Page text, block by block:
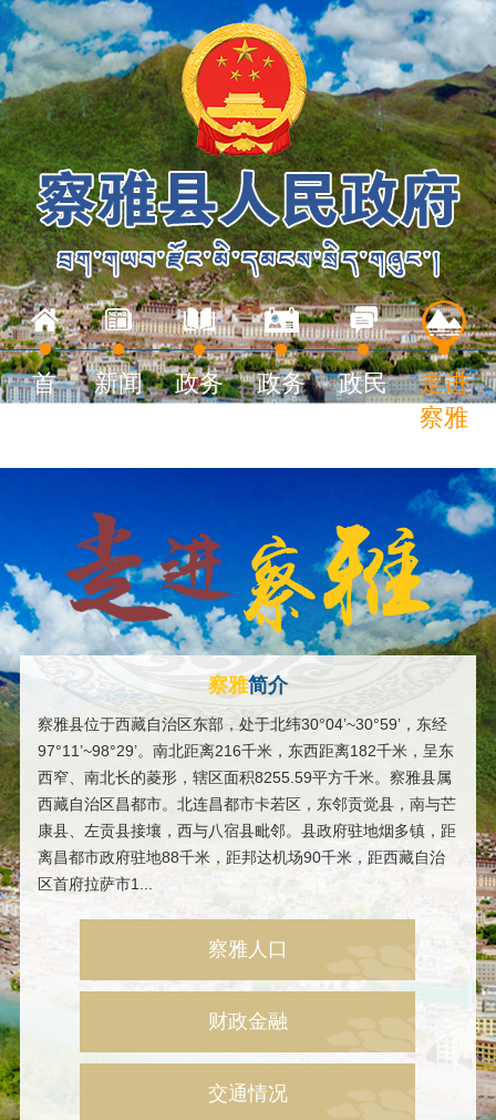
首
新闻
政务
政务
政民
走进
察雅
察雅简介
察雅县位于西藏自治区东部，处于北纬30°04’~30°59’，东经
97°11’~98°29’。南北距离216千米，东西距离182千米，呈东
西窄、南北长的菱形，辖区面积8255.59平方千米。察雅县属
西藏自治区昌都市。北连昌都市卡若区，东邻贡觉县，南与芒
康县、左贡县接壤，西与八宿县毗邻。县政府驻地烟多镇，距
离昌都市政府驻地88千米，距邦达机场90千米，距西藏自治
区首府拉萨市1...
察雅人口
财政金融
交通情况